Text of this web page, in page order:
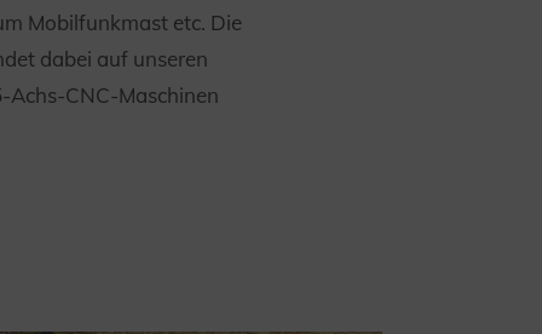
Mobilfunkmast etc. Die
dabei auf unseren
Achs-CNC-Maschinen